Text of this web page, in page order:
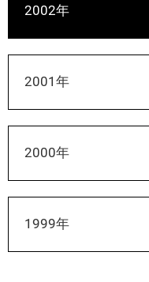
2002年
2001年
2000年
1999年